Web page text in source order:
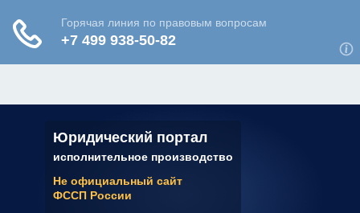
Юридический портал
исполнительное производство
Не официальный сайт
ФССП России
✆ 7 (800) 350-22-64